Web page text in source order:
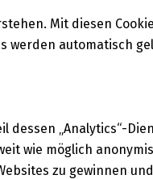
Mit diesen
werden automatisch
dessen „Analytics“-
wie möglich
zu gewinnen